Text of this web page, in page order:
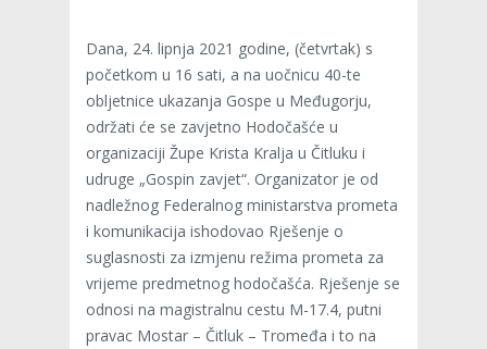
Dana, 24. lipnja 2021 godine, (četvrtak) s
početkom u 16 sati, a na uočnicu 40-te
obljetnice ukazanja Gospe u Međugorju,
održati će se zavjetno Hodočašće u
organizaciji Župe Krista Kralja u Čitluku i
udruge „Gospin zavjet“. Organizator je od
nadležnog Federalnog ministarstva prometa
i komunikacija ishodovao Rješenje o
suglasnosti za izmjenu režima prometa za
vrijeme predmetnog hodočašća. Rješenje se
odnosi na magistralnu cestu M-17.4, putni
pravac Mostar – Čitluk – Tromeđa i to na